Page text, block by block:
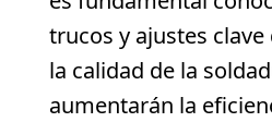
trucos y ajustes
la calidad de la
aumentarán la